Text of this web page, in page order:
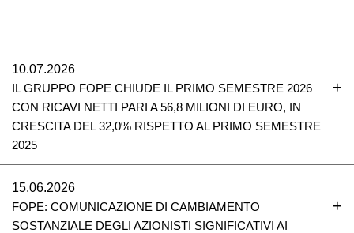
10.07.2026
IL GRUPPO FOPE CHIUDE IL PRIMO SEMESTRE 2026
CON RICAVI NETTI PARI A 56,8 MILIONI DI EURO, IN
CRESCITA DEL 32,0% RISPETTO AL PRIMO SEMESTRE
2025
15.06.2026
FOPE: COMUNICAZIONE DI CAMBIAMENTO
SOSTANZIALE DEGLI AZIONISTI SIGNIFICATIVI AI